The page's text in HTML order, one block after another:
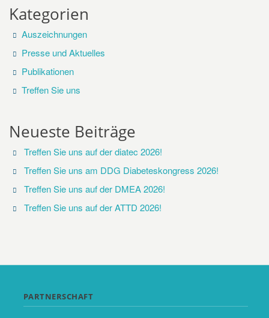
Kategorien
Auszeichnungen
Presse und Aktuelles
Publikationen
Treffen Sie uns
Neueste Beiträge
Treffen Sie uns auf der diatec 2026!
Treffen Sie uns am DDG Diabeteskongress 2026!
Treffen Sie uns auf der DMEA 2026!
Treffen Sie uns auf der ATTD 2026!
PARTNERSCHAFT